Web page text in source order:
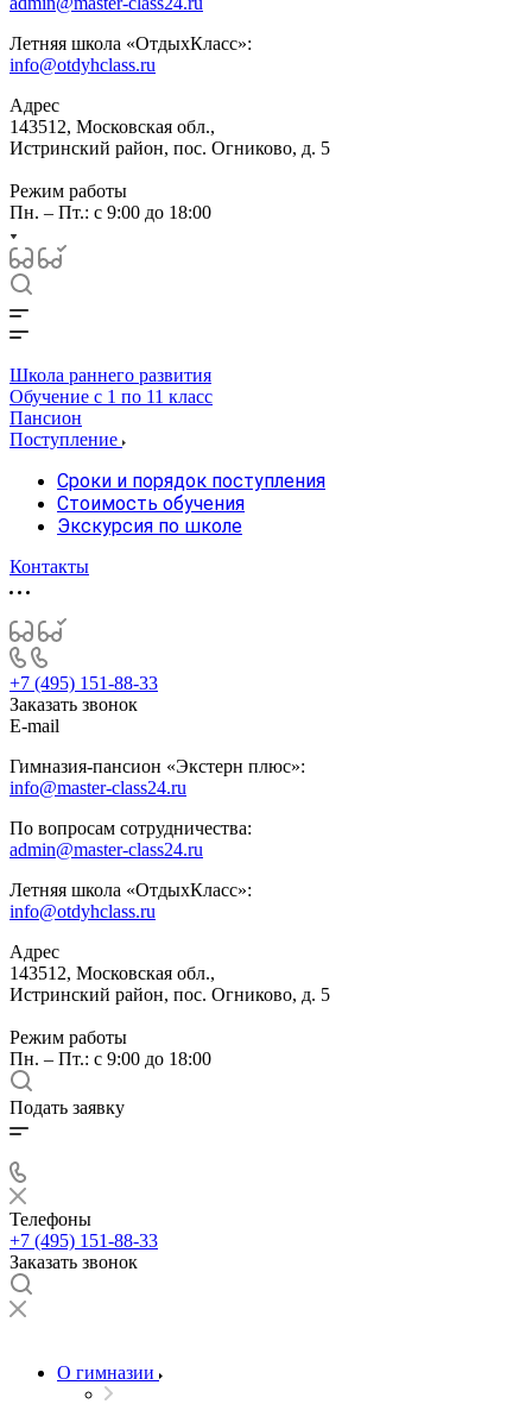
Летняя школа «ОтдыхКласс»:
info@otdyhclass.ru
Адрес
143512, Московская обл.,
Истринский район, пос. Огниково, д. 5
Режим работы
Пн. – Пт.: с 9:00 до 18:00
Школа раннего развития
Обучение с 1 по 11 класс
Пансион
Поступление
Сроки и порядок поступления
Стоимость обучения
Экскурсия по школе
Контакты
+7 (495) 151-88-33
Заказать звонок
E-mail
Гимназия-пансион «Экстерн плюс»:
info@master-class24.ru
По вопросам сотрудничества:
admin@master-class24.ru
Летняя школа «ОтдыхКласс»:
info@otdyhclass.ru
Адрес
143512, Московская обл.,
Истринский район, пос. Огниково, д. 5
Режим работы
Пн. – Пт.: с 9:00 до 18:00
Подать заявку
Телефоны
+7 (495) 151-88-33
Заказать звонок
О гимназии